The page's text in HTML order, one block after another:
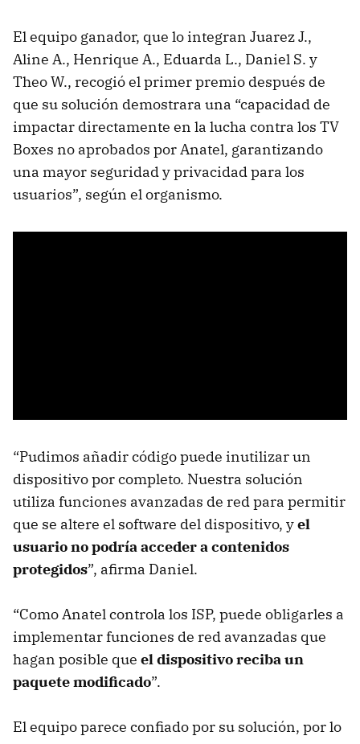
El equipo ganador, que lo integran Juarez J.,
Aline A., Henrique A., Eduarda L., Daniel S. y
Theo W., recogió el primer premio después de
que su solución demostrara una “capacidad de
impactar directamente en la lucha contra los TV
Boxes no aprobados por Anatel, garantizando
una mayor seguridad y privacidad para los
usuarios”, según el organismo.
“Pudimos añadir código puede inutilizar un
dispositivo por completo. Nuestra solución
utiliza funciones avanzadas de red para permitir
que se altere el software del dispositivo, yel
usuario no podría acceder a contenidos
protegidos”, afirma Daniel.
“Como Anatel controla los ISP, puede obligarles a
implementar funciones de red avanzadas que
hagan posible que el dispositivo reciba un
paquete modificado”.
El equipo parece confiado por su solución, por lo